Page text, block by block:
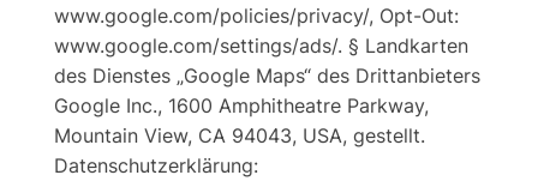
www.google.com/policies/privacy/, Opt-Out:
www.google.com/settings/ads/. § Landkarten
des Dienstes „Google Maps“ des Drittanbieters
Google Inc., 1600 Amphitheatre Parkway,
Mountain View, CA 94043, USA, gestellt.
Datenschutzerklärung: